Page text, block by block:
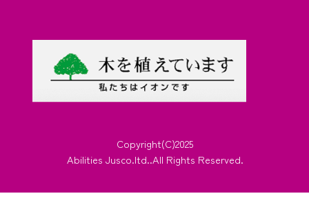
Copyright(C)2025
Abilities Jusco.ltd..All Rights Reserved.